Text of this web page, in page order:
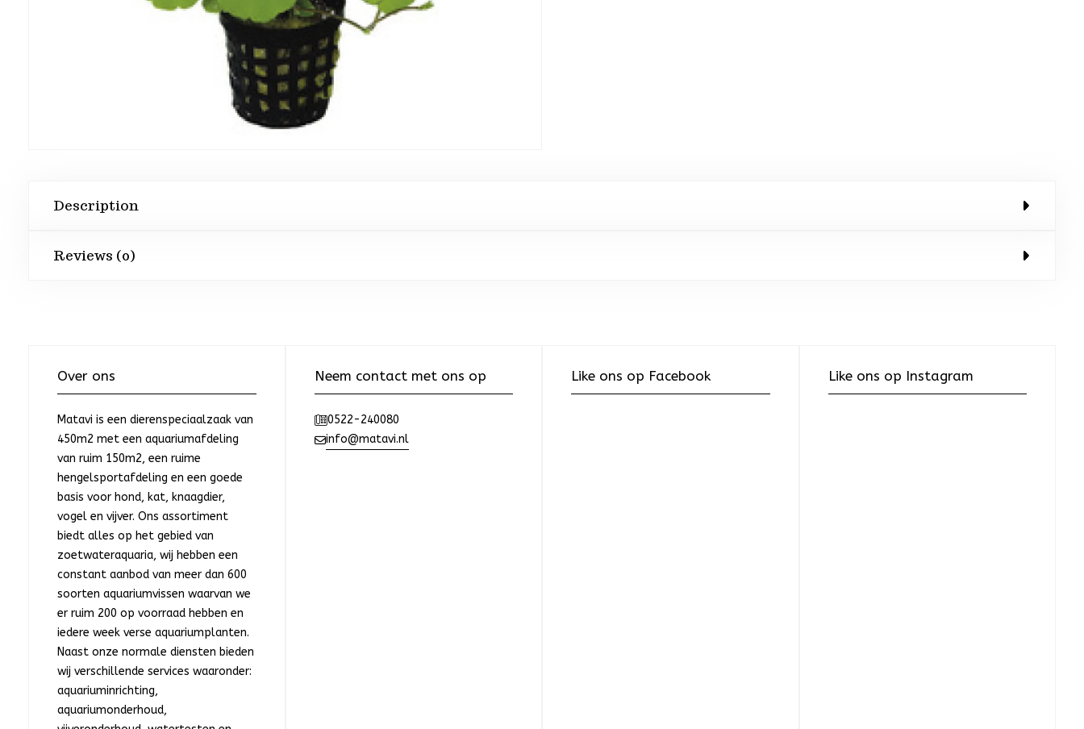
Description
Reviews (0)
Over ons
Matavi is een dierenspeciaalzaak van
450m2 met een aquariumafdeling
van ruim 150m2, een ruime
hengelsportafdeling en een goede
basis voor hond, kat, knaagdier,
vogel en vijver. Ons assortiment
biedt alles op het gebied van
zoetwateraquaria, wij hebben een
constant aanbod van meer dan 600
soorten aquariumvissen waarvan we
er ruim 200 op voorraad hebben en
iedere week verse aquariumplanten.
Naast onze normale diensten bieden
wij verschillende services waaronder:
aquariuminrichting,
aquariumonderhoud,
Neem contact met ons op
0522-240080
info@matavi.nl
Like ons op Facebook Like ons op Instagram